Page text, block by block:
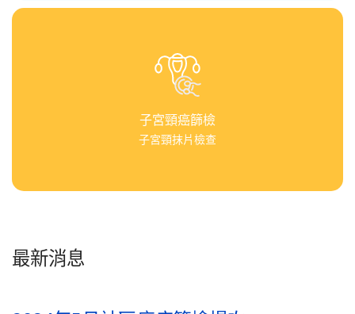
子宮頸癌篩檢
子宮頸抹片檢查
最新消息